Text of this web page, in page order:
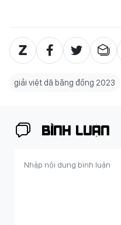
giải việt dã băng đồng 2023
BÌNH LUẬN